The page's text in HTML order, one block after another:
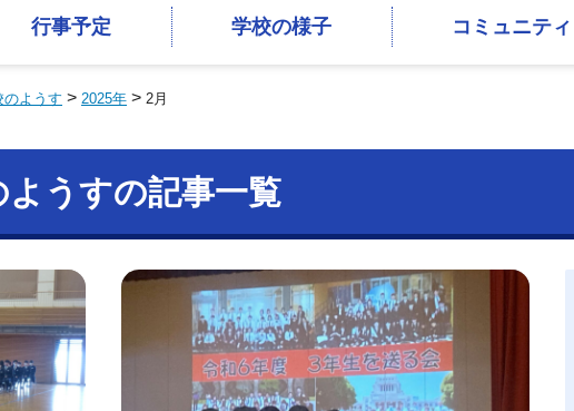
行事予定 学校の様子 コミュニテ
のようす > 2025年 > 2月
うすの記事一覧